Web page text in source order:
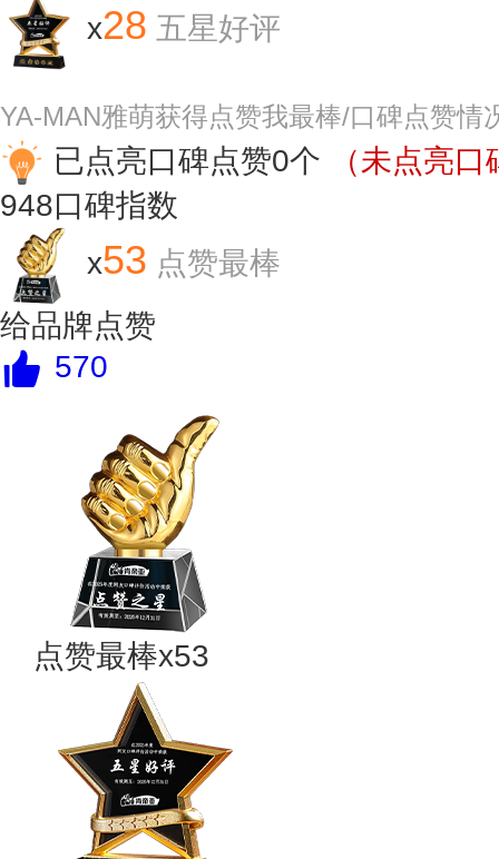
x28 五星好评
YA-MAN雅萌获得点赞我最棒/口碑点赞情
已点亮口碑点赞0个
（未点亮
948口碑指数
x53 点赞最棒
给品牌点赞
570
点赞最棒x53